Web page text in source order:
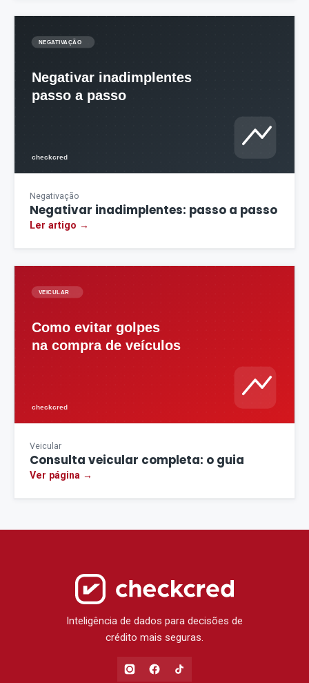
Negativação
Negativar inadimplentes: passo a passo
Ler artigo →
Veicular
Consulta veicular completa: o guia
Ver página →
Inteligência de dados para decisões de
crédito mais seguras.